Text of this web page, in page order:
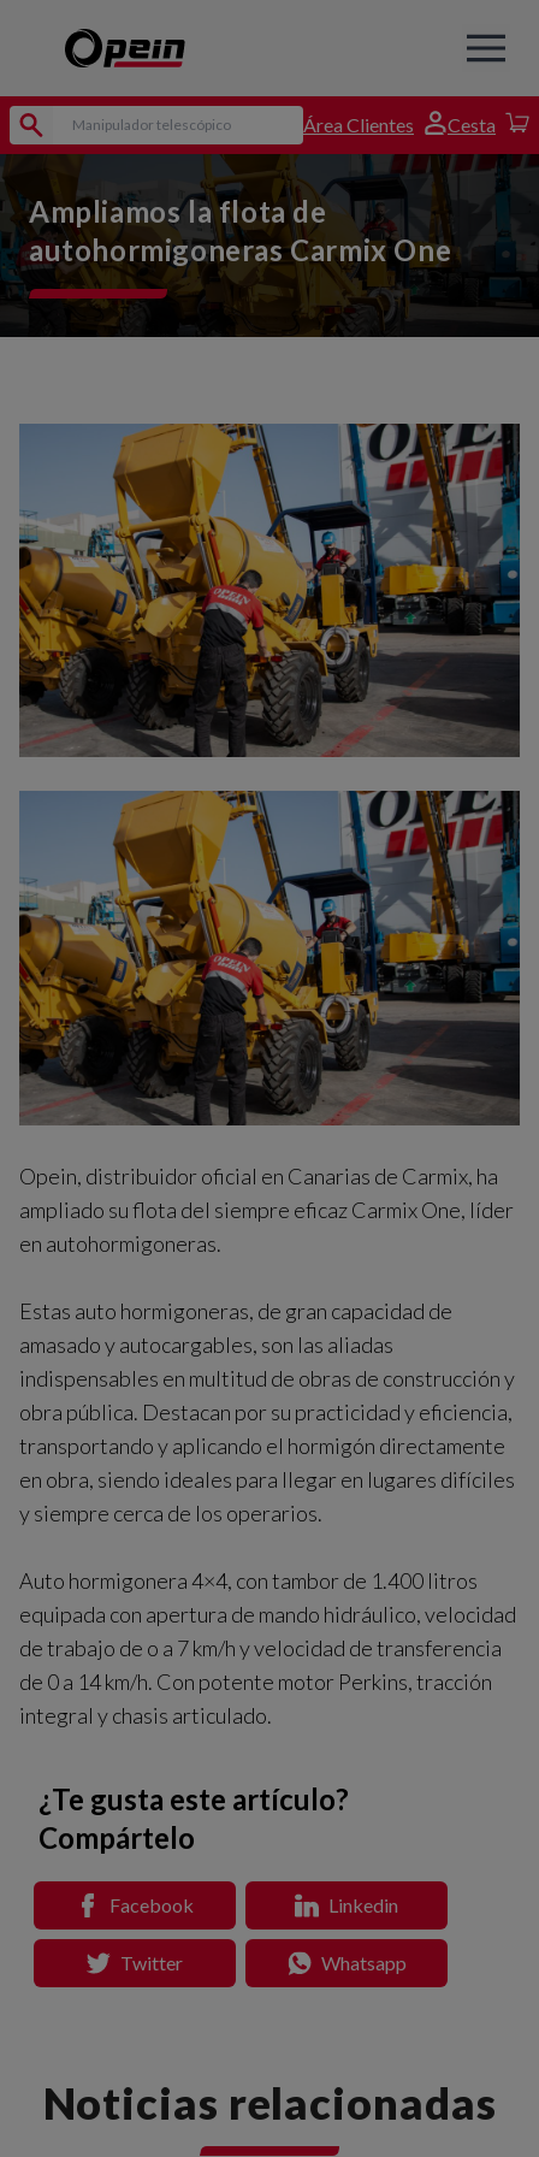
Área Clientes Cesta
Ampliamos la flota de
autohormigoneras Carmix One
Opein, distribuidor oficial en Canarias de Carmix, ha
ampliado su flota del siempre eficaz Carmix One, líder
en autohormigoneras.
Estas auto hormigoneras, de gran capacidad de
amasado y autocargables, son las aliadas
indispensables en multitud de obras de construcción y
obra pública. Destacan por su practicidad y eficiencia,
transportando y aplicando el hormigón directamente
en obra, siendo ideales para llegar en lugares difíciles
y siempre cerca de los operarios.
Auto hormigonera 4×4, con tambor de 1.400 litros
equipada con apertura de mando hidráulico, velocidad
de trabajo de o a 7 km/h y velocidad de transferencia
de 0 a 14 km/h. Con potente motor Perkins, tracción
integral y chasis articulado.
¿Te gusta este artículo?
Compártelo
Facebook Linkedin
Twitter Whatsapp
Noticias relacionadas